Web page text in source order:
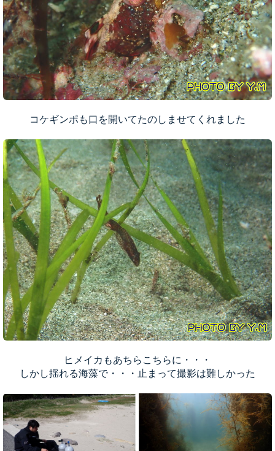
コケギンポも口を開いてたのしませてくれました
ヒメイカもあちらこちらに・・・
しかし揺れる海藻で・・・止まって撮影は難しかった